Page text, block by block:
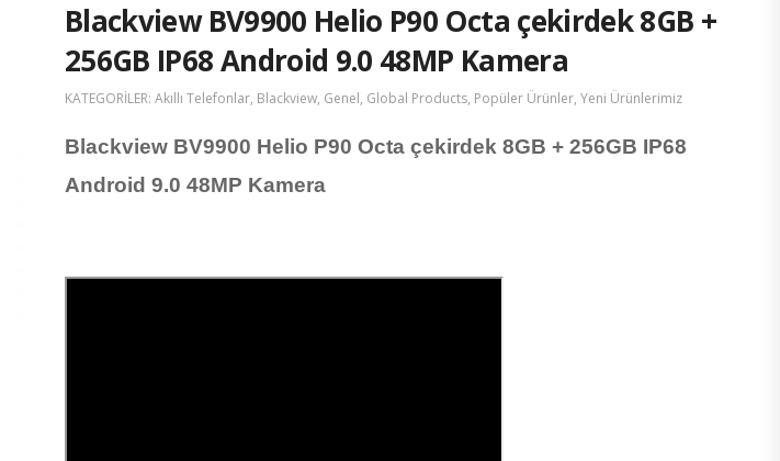
Blackview BV9900 Helio P90 Octa çekirdek 8GB +
256GB IP68 Android 9.0 48MP Kamera
KATEGORILER: Akıllı Telefonlar, Blackview, Genel, Global Products, Popüler Ürünler, Yeni Ürünlerimiz
Blackview BV9900 Helio P90 Octa çekirdek 8GB + 256GB IP68
Android 9.0 48MP Kamera